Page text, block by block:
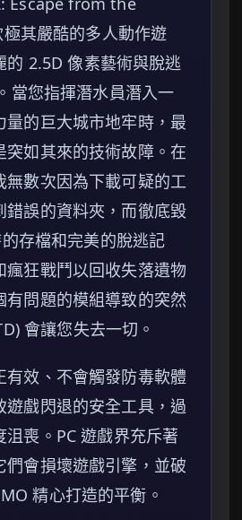
其嚴酷的多人動作遊
的 2.5D 像素藝術與脫逃
當您指揮潛水員潛入一
量的巨大城市地牢時，最
突如其來的技術故障。在
無數次因為下載可疑的工
錯誤的資料夾，而徹底毀
存檔和完美的脫逃記
瘋狂戰鬥以回收失落遺物
有問題的模組導致的突然
會讓您失去一切。
有效、不會觸發防毒軟體
遊戲閃退的安全工具，過
喪。PC 遊戲界充斥著
們會損壞遊戲引擎，並破
精心打造的平衡。